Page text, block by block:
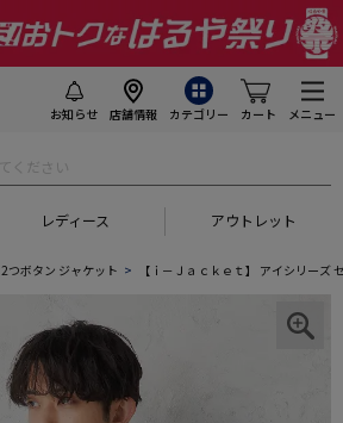
お知らせ 店舗情報 カテゴリー カート メニュー
レディース アウトレット
2つボタン ジャケット 【ｉ－Ｊａｃｋｅｔ】 アイシリー